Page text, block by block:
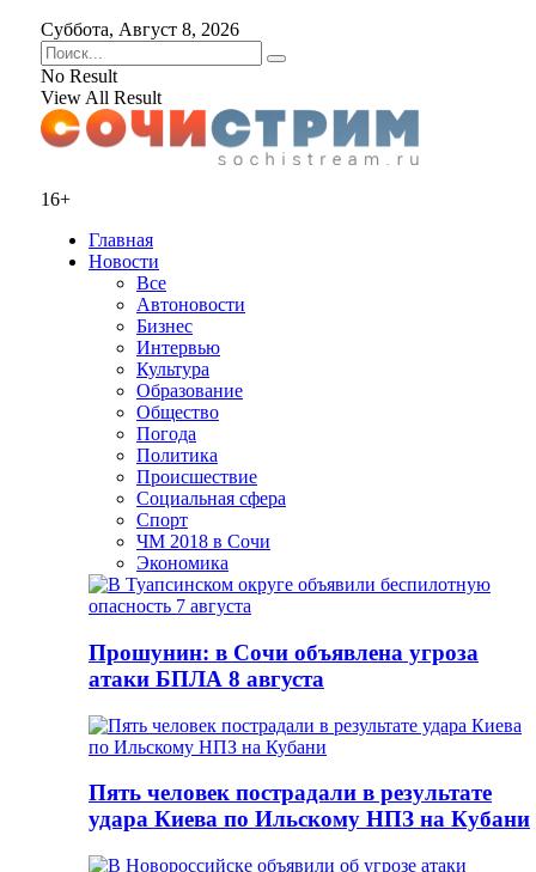
Суббота, Август 8, 2026
No Result
View All Result
16+
Главная
Новости
Все
Автоновости
Бизнес
Интервью
Культура
Образование
Общество
Погода
Политика
Происшествие
Социальная сфера
Спорт
ЧМ 2018 в Сочи
Экономика
Прошунин: в Сочи объявлена угроза
атаки БПЛА 8 августа
Пять человек пострадали в результате
удара Киева по Ильскому НПЗ на Кубани